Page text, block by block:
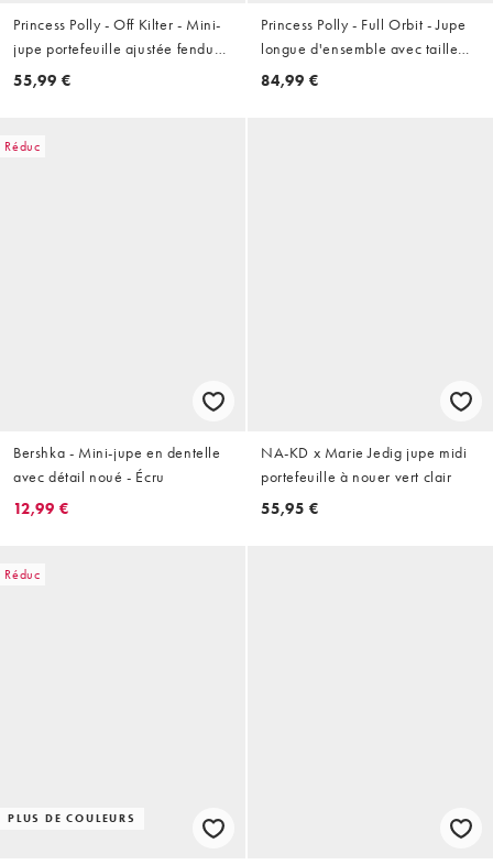
Princess Polly - Off Kilter - Mini-
jupe portefeuille ajustée fendue
sur le côté - Blanc
55,99 €
Princess Polly - Full Orbit - Jupe
longue d'ensemble avec taille
froncée et anneau en résine -
84,99 €
Réduc
Bershka - Mini-jupe en dentelle
avec détail noué - Écru
12,99 €
NA-KD x Marie Jedig jupe midi
portefeuille à nouer vert clair
55,95 €
Réduc
PLUS DE COULEURS